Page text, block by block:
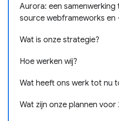
Aurora: een
source webframeworks en
Wat is onze strategie?
Hoe werken wij?
Wat heeft ons werk tot nu
Wat zijn onze plannen voor